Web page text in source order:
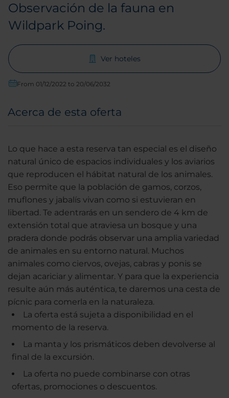
Observación de la fauna en
Wildpark Poing.
Ver hoteles
From 01/12/2022 to 20/06/2032
Acerca de esta oferta
Lo que hace a esta reserva tan especial es el diseño
natural único de espacios individuales y los aviarios
que reproducen el hábitat natural de los animales.
Eso permite que la población de gamos, corzos,
muflones y jabalís vivan como si estuvieran en
libertad. Te adentrarás en un sendero de 4 km de
extensión total que atraviesa un bosque y una
pradera donde podrás observar una amplia variedad
de animales en su entorno natural. Muchos
animales como ciervos, ovejas, cabras y ponis se
dejan acariciar y alimentar. Y para que la experiencia
resulte aún más auténtica, te daremos una cesta de
pícnic para comerla en la naturaleza.
La oferta está sujeta a disponibilidad en el
momento de la reserva.
La manta y los prismáticos deben devolverse al
final de la excursión.
La oferta no puede combinarse con otras
ofertas, promociones o descuentos.